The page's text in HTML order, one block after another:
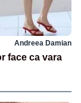
Andreea Damian
face ca vara